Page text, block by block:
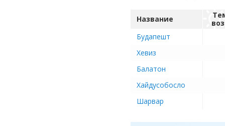
Название
Будапешт
Хевиз
Балатон
Хайдусобосло
Шарвар